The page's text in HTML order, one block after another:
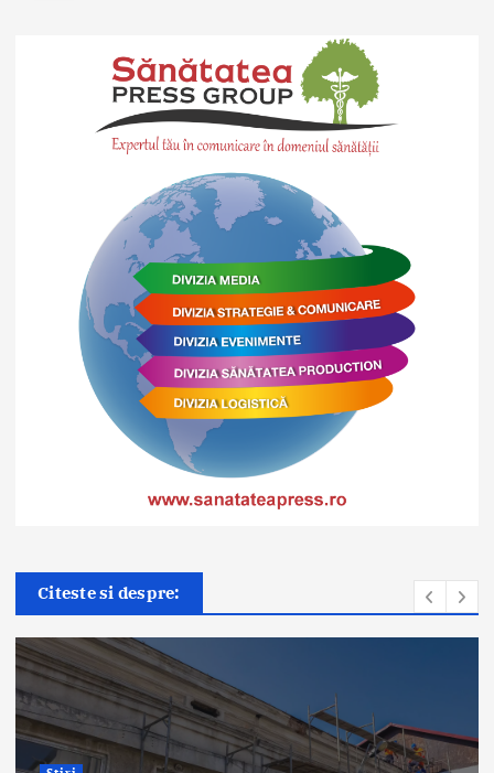
Citeste si despre:
Știri
SJU Bacău finalizează o
investiție de peste cinci
milioane de lei pentru
digitalizarea instituției